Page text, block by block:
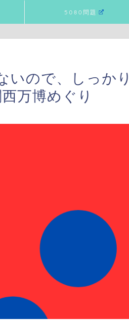
5080問題
いので、しっか
万博めぐり